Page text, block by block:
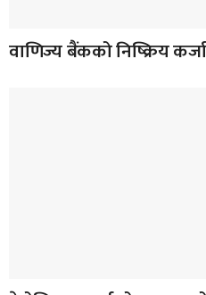
वाणिज्य बैंकको निष्क्रिय